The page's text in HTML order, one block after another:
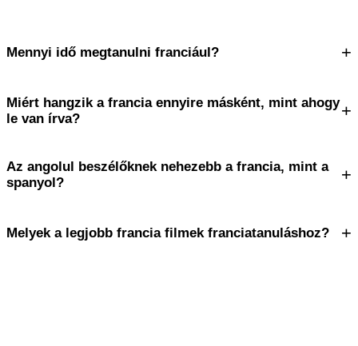
Mennyi idő megtanulni franciául? +
Miért hangzik a francia ennyire másként, mint ahogy
le van írva?
+
Az angolul beszélőknek nehezebb a francia, mint a
spanyol?
+
Melyek a legjobb francia filmek franciatanuláshoz? +